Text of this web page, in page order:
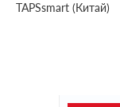
TAPSsmart (Китай)